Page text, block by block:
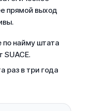
прямой выход
по найму штата
SUACE.
раз в три года